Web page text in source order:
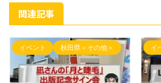
関連記事
イベント 秋田県＜その他＞ イ